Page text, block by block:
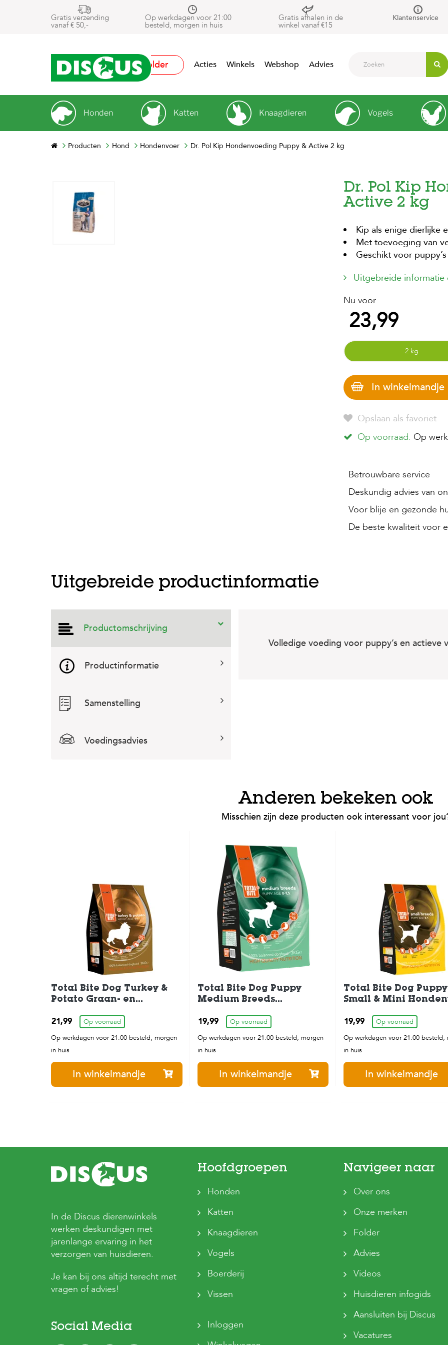
Gratis verzending
vanaf € 50,-
Op werkdagen voor 21:00
besteld, morgen in huis
Gratis afhalen in de
winkel vanaf €15
Klantenservice
Folder Acties Winkels Webshop Advies
Honden Katten Knaagdieren Vogels
Producten Hond Hondenvoer Dr. Pol Kip Hondenvoeding Puppy & Active 2 kg
Dr. Pol Kip
Active 2 kg
Kip als enige dierlijke
Met toevoeging van
Geschikt voor
Uitgebreide
Nu voor
23,99
2 kg
In winkelmandje
Opslaan als favoriet
Op voorraad. Op
Betrouwbare service
Deskundig advies van
Voor blije en gezonde
De beste kwaliteit voor
Uitgebreide productinformatie
Productomschrijving
Productinformatie
Samenstelling
Voedingsadvies
Volledige voeding voor puppy’s en actieve
Anderen bekeken ook
Misschien zijn deze producten ook interessant voor
Total Bite Dog Turkey &
Potato Graan- en
kg
21,99
Op voorraad
Op werkdagen voor 21:00 besteld, morgen
in huis
In winkelmandje
Total Bite Dog Puppy
Medium Breeds
19,99
Op voorraad
Op werkdagen voor 21:00 besteld, morgen
in huis
In winkelmandje
Total Bite Dog Puppy
Small & Mini
19,99
Op voorraad
Op werkdagen voor 21:00 besteld,
in huis
In winkelmandje
In de Discus dierenwinkels
werken deskundigen met
jarenlange ervaring in het
verzorgen van huisdieren.
Je kan bij ons altijd terecht met
vragen of advies!
Social Media
Hoofdgroepen
Honden
Katten
Knaagdieren
Vogels
Boerderij
Vissen
Inloggen
Navigeer naar
Over ons
Onze merken
Folder
Advies
Videos
Huisdieren infogids
Aansluiten bij Discus
Vacatures